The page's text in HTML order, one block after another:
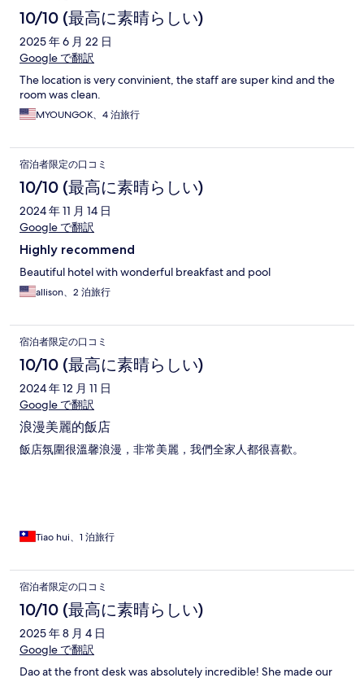
10/10 (最高に素晴らしい)
2025 年 6 月 22 日
Google で翻訳
The location is very convinient, the staff are super kind and the
room was clean.
MYOUNGOK、4 泊旅行
宿泊者限定の口コミ
10/10 (最高に素晴らしい)
2024 年 11 月 14 日
Google で翻訳
Highly recommend
Beautiful hotel with wonderful breakfast and pool
allison、2 泊旅行
宿泊者限定の口コミ
10/10 (最高に素晴らしい)
2024 年 12 月 11 日
Google で翻訳
浪漫美麗的飯店
飯店氛圍很溫馨浪漫，非常美麗，我們全家人都很喜歡。
Tiao hui、1 泊旅行
宿泊者限定の口コミ
10/10 (最高に素晴らしい)
2025 年 8 月 4 日
Google で翻訳
Dao at the front desk was absolutely incredible! She made our